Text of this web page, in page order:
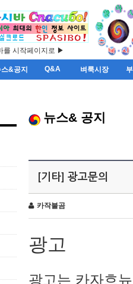
를 시작페이지로 ▶
스&공지 Q&A 벼룩시장
뉴스& 공지
[기타] 광고문의
카작불곰
광고
광고는 카자흐